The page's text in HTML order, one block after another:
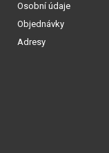
Osobní údaje
Objednávky
Adresy